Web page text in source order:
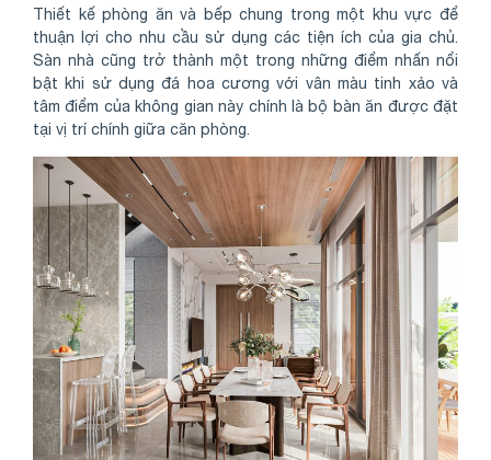
Thiết kế phòng ăn và bếp chung trong một khu vực để
thuận lợi cho nhu cầu sử dụng các tiện ích của gia chủ.
Sàn nhà cũng trở thành một trong những điểm nhấn nổi
bật khi sử dụng đá hoa cương với vân màu tinh xảo và
tâm điểm của không gian này chính là bộ bàn ăn được đặt
tại vị trí chính giữa căn phòng.